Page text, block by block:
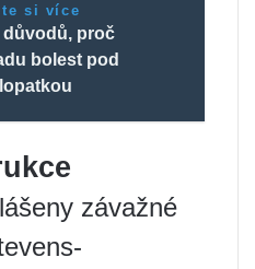
si více
důvodů, proč
bolest pod
závažné